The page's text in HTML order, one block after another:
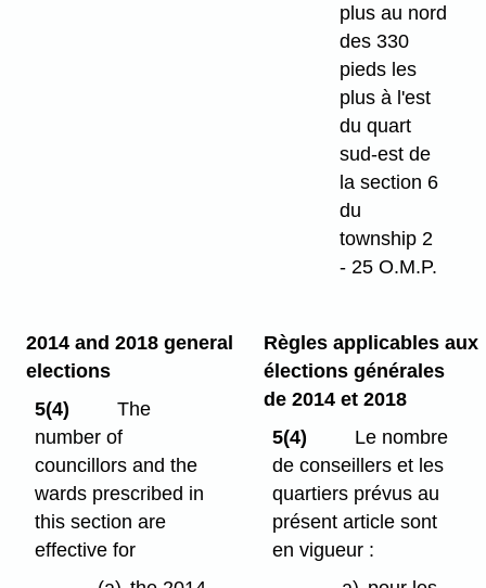
plus au nord
des 330
pieds les
plus à l'est
du quart
sud-est de
la section 6
du
township 2
- 25 O.M.P.
2014 and 2018 general
elections
5(4)
The
number of
councillors and the
wards prescribed in
this section are
effective for
Règles applicables aux
élections générales
de 2014 et 2018
5(4)
Le nombre
de conseillers et les
quartiers prévus au
présent article sont
en vigueur :